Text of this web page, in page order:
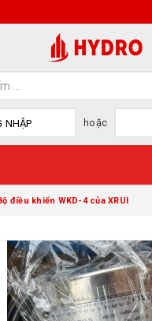
NHẬP hoặc
điều khiển WKD-4 của XRUI